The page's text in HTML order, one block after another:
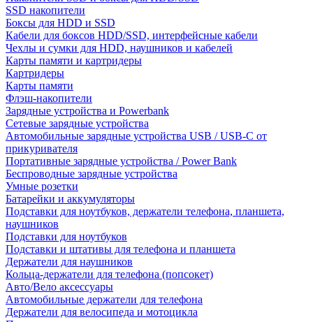
SSD накопители
Боксы для HDD и SSD
Кабели для боксов HDD/SSD, интерфейсные кабели
Чехлы и сумки для HDD, наушников и кабелей
Карты памяти и картридеры
Картридеры
Карты памяти
Флэш-накопители
Зарядные устройства и Powerbank
Сетевые зарядные устройства
Автомобильные зарядные устройства USB / USB-C от
прикуривателя
Портативные зарядные устройства / Power Bank
Беспроводные зарядные устройства
Умные розетки
Батарейки и аккумуляторы
Подставки для ноутбуков, держатели телефона, планшета,
наушников
Подставки для ноутбуков
Подставки и штативы для телефона и планшета
Держатели для наушников
Кольца-держатели для телефона (попсокет)
Авто/Вело аксессуары
Автомобильные держатели для телефона
Держатели для велосипеда и мотоцикла